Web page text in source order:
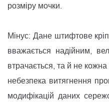
розміру мочки.
Мінус: Дане штифтове
вважається надійним,
втрачається, та й не
небезпека витягнення
модифікацій даних